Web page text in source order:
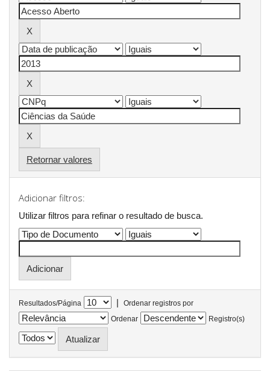
Retornar valores
Adicionar filtros:
Utilizar filtros para refinar o resultado de busca.
Resultados/Página |
Ordenar registros por
Ordenar
Registro(s)